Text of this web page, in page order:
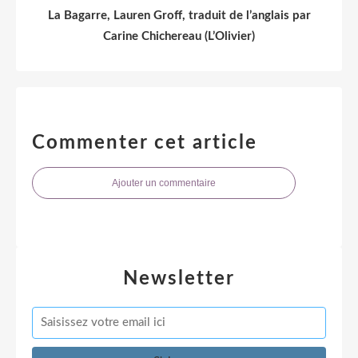
La Bagarre, Lauren Groff, traduit de l’anglais par
Carine Chichereau (L’Olivier)
Commenter cet article
Ajouter un commentaire
Newsletter